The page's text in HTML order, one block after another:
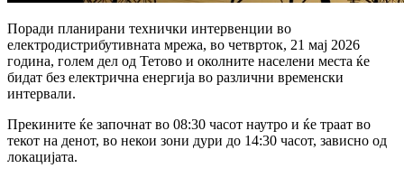
Поради планирани технички интервенции во
електродистрибутивната мрежа, во четврток, 21 мај 2026
година, голем дел од Тетово и околните населени места ќе
бидат без електрична енергија во различни временски
интервали.
Прекините ќе започнат во 08:30 часот наутро и ќе траат во
текот на денот, во некои зони дури до 14:30 часот, зависно од
локацијата.